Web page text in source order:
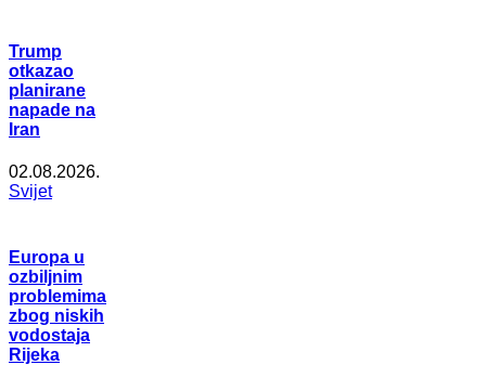
Trump
otkazao
planirane
napade na
Iran
02.08.2026.
Svijet
Europa u
ozbiljnim
problemima
zbog niskih
vodostaja
Rijeka